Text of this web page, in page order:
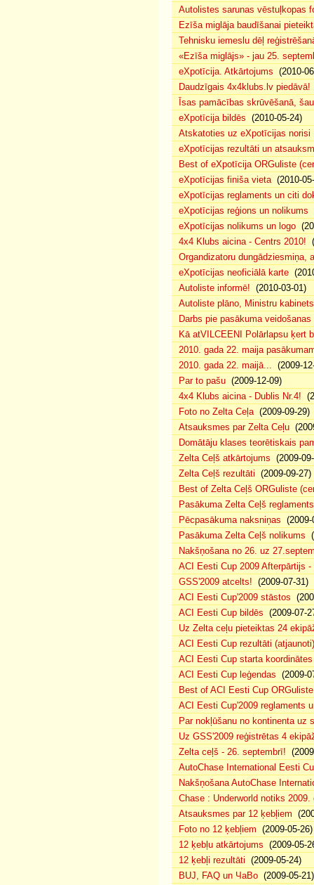
Autolistes sarunas vēstuļkopas
Ezīša miglāja baudīšanai
Tehnisku iemeslu dēļ
«Ezīša miglājs» - jau 25.
eXpotīcija. Atkārtojums (2010-
Daudzīgais 4x4klubs.lv piedāvā!
Īsas pamācības skrūvēšanā,
eXpotīcija bildēs (2010-05-24)
Atskatoties uz eXpotīcijas norisi
eXpotīcijas rezultāti un
Best of eXpotīcija ORGuliste
eXpotīcijas finiša vieta(2010-
eXpotīcijas reglaments un citi
eXpotīcijas reģions un nolikums
eXpotīcijas nolikums un logo
4x4 Klubs aicina - Centrs 2010!
Organdizatoru dungādziesmiņa,
eXpotīcijas neoficiālā karte
Autoliste informē! (2010-03-01)
Autoliste plāno, Ministru
Darbs pie pasākuma
Kā atVILCEENI Polārlapsu ķert
2010. gada 22. maija
2010. gada 22. maijā... (2009-
Par to pašu (2009-12-09)
4x4 Klubs aicina - Dublis Nr.4!
Foto no Zelta Ceļa(2009-09-29)
Atsauksmes par Zelta Ceļu
Domātāju klases teorētiskais
Zelta Ceļš atkārtojums (2009-
Zelta Ceļš rezultāti (2009-09-27)
Best of Zelta Ceļš ORGuliste
Pasākuma Zelta Ceļš reglaments
Pēcpasākuma naksniņas (2009-
Pasākuma Zelta Ceļš nolikums
Nakšņošana no 26. uz
ACI Eesti Cup 2009 Afterpārtijs -
GSS'2009 atcelts! (2009-07-31)
ACI Eesti Cup'2009 stāstos
ACI Eesti Cup bildēs (2009-07-
Uz Zelta ceļu pieteiktas 24
ACI Eesti Cup rezultāti (atjaunoti)
ACI Eesti Cup starta koordinātes
ACI Eesti Cup leģendas (2009-
Best of ACI Eesti Cup
ACI Eesti Cup'2009 reglaments
Par nokļūšanu no kontinenta uz
Uz GSS'2009 reģistrētas 4
Zelta ceļš - 26. septembrī!
AutoChase International Eesti
Nakšņošana AutoChase
Chase : Underworld notiks 2009.
Atsauksmes par 12 ķebļiem
Foto no 12 ķebļiem (2009-05-26)
12 ķebļu atkārtojums (2009-05-
12 ķebļi rezultāti (2009-05-24)
BUJ, FAQ un ЧаВо (2009-05-21)